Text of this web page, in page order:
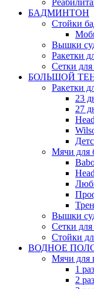
БАДМИНТОН
Стойки
Вышки
Ракетки
Сетки
БОЛЬШОЙ
Ракетки
23
27
Head
Мячи для
Head
Вышки
Сетки
Стойки
ВОДНОЕ
Мячи для
1
2